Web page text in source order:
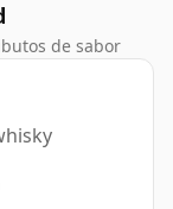
de sabor